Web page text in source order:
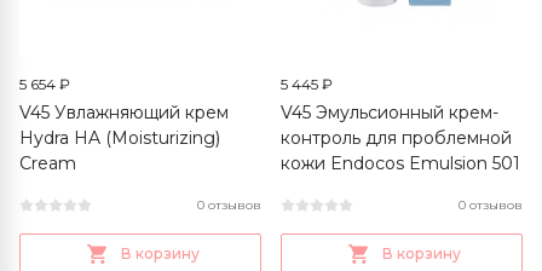
5 654 ₽
V45 Увлажняющий крем
Hydra HA (Moisturizing)
Cream
0 отзывов
В корзину
5 445 ₽
V45 Эмульсионный крем-
контроль для проблемной
кожи Endocos Emulsion 501
0 отзывов
В корзину